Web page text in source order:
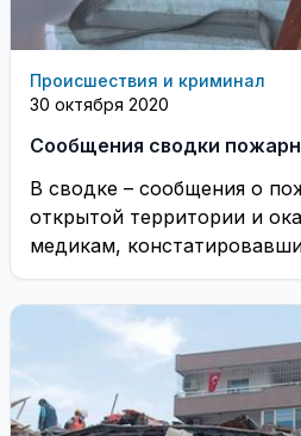
Происшествия и криминал
30 октября 2020
Сообщения сводки
В сводке – сообщения о
открытой территории и
медикам,
в квартире ...